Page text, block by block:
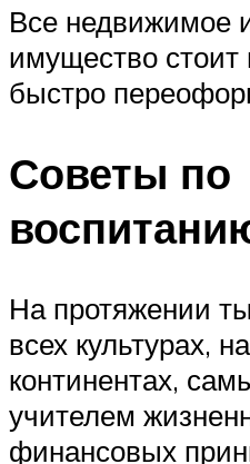
Все недвижимое
имущество
быстро
Советы по
На протяжении
всех культурах,
континентах,
учителем
финансовых